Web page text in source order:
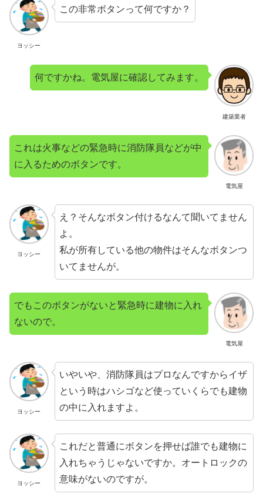
ヨッシー
この非常ボタンって何ですか？
建築業者
何ですかね。電気屋に確認してみます。
電気屋
これは火事などの緊急時に消防隊員などが中
に入るためのボタンです。
ヨッシー
え？そんなボタン付けるなんて聞いてません
よ。
私が所有している他の物件はそんなボタンつ
いてませんが。
電気屋
でもこのボタンがないと緊急時に建物に入れ
ないので。
ヨッシー
いやいや、消防隊員はプロなんですからイザ
という時はハシゴなど使っていくらでも建物
の中に入れますよ。
ヨッシー
これだと普通にボタンを押せば誰でも建物に
入れちゃうじゃないですか。オートロックの
意味がないのですが。